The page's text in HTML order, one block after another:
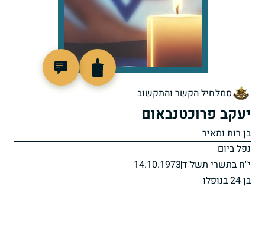
סמלחיל הקשר והתקשוב
יעקב פרוכטנבאום
בן רות ומאיר
נפל ביום
י"ח בתשרי תשל"ד14.10.1973
בן 24 בנופלו